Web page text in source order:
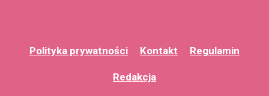
Polityka prywatności Kontakt Regulamin
Redakcja